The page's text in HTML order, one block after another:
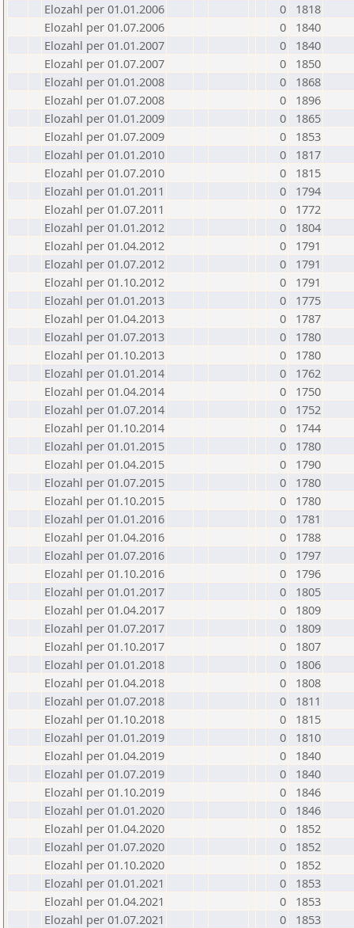
Elozahl per 01.01.2006
0
1818
Elozahl per 01.07.2006
0
1840
Elozahl per 01.01.2007
0
1840
Elozahl per 01.07.2007
0
1850
Elozahl per 01.01.2008
0
1868
Elozahl per 01.07.2008
0
1896
Elozahl per 01.01.2009
0
1865
Elozahl per 01.07.2009
0
1853
Elozahl per 01.01.2010
0
1817
Elozahl per 01.07.2010
0
1815
Elozahl per 01.01.2011
0
1794
Elozahl per 01.07.2011
0
1772
Elozahl per 01.01.2012
0
1804
Elozahl per 01.04.2012
0
1791
Elozahl per 01.07.2012
0
1791
Elozahl per 01.10.2012
0
1791
Elozahl per 01.01.2013
0
1775
Elozahl per 01.04.2013
0
1787
Elozahl per 01.07.2013
0
1780
Elozahl per 01.10.2013
0
1780
Elozahl per 01.01.2014
0
1762
Elozahl per 01.04.2014
0
1750
Elozahl per 01.07.2014
0
1752
Elozahl per 01.10.2014
0
1744
Elozahl per 01.01.2015
0
1780
Elozahl per 01.04.2015
0
1790
Elozahl per 01.07.2015
0
1780
Elozahl per 01.10.2015
0
1780
Elozahl per 01.01.2016
0
1781
Elozahl per 01.04.2016
0
1788
Elozahl per 01.07.2016
0
1797
Elozahl per 01.10.2016
0
1796
Elozahl per 01.01.2017
0
1805
Elozahl per 01.04.2017
0
1809
Elozahl per 01.07.2017
0
1809
Elozahl per 01.10.2017
0
1807
Elozahl per 01.01.2018
0
1806
Elozahl per 01.04.2018
0
1808
Elozahl per 01.07.2018
0
1811
Elozahl per 01.10.2018
0
1815
Elozahl per 01.01.2019
0
1810
Elozahl per 01.04.2019
0
1840
Elozahl per 01.07.2019
0
1840
Elozahl per 01.10.2019
0
1846
Elozahl per 01.01.2020
0
1846
Elozahl per 01.04.2020
0
1852
Elozahl per 01.07.2020
0
1852
Elozahl per 01.10.2020
0
1852
Elozahl per 01.01.2021
0
1853
Elozahl per 01.04.2021
0
1853
Elozahl per 01.07.2021
0
1853